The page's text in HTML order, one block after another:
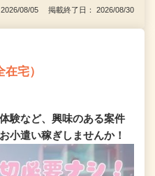
2026/08/05 掲載終了日： 2026/08/30
宅）
験など、興味のある案件
小遣い稼ぎしませんか！